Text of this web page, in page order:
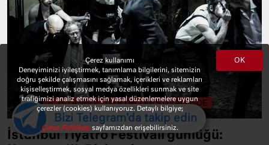
İstanbul Tiyatro Festivali günlüğü:
OK
Çerez kullanımı
Deneyiminizi iyileştirmek, tanımlama bilgilerini, sitemizin
doğru şekilde çalışmasını sağlamak, içerikleri ve reklamları
kişiselleştirmek, sosyal medya özellikleri sunmak ve site
trafiğimizi analiz etmek için yasal düzenlemelere uygun
çerezler (cookies) kullanıyoruz. Detaylı bilgiye;
Çerez Politikasısayfamızdan erişebilirsiniz.
Bizi Telegram'da takip edin